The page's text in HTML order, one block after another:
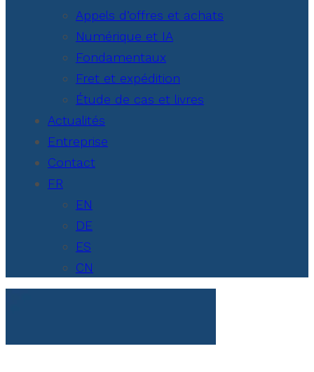
Appels d’offres et achats
Numérique et IA
Fondamentaux
Fret et expédition
Étude de cas et livres
Actualités
Entreprise
Contact
FR
EN
DE
ES
CN